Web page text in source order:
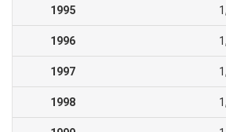
1995
1996
1997
1998